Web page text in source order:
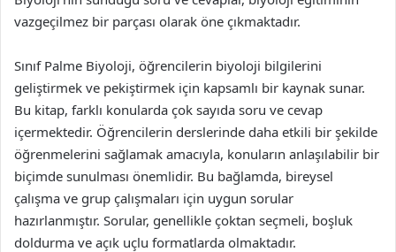
vazgeçilmez bir parçası olarak öne çıkmaktadır.
Sınıf Palme Biyoloji, öğrencilerin biyoloji bilgilerini
geliştirmek ve pekiştirmek için kapsamlı bir kaynak sunar.
Bu kitap, farklı konularda çok sayıda soru ve cevap
içermektedir. Öğrencilerin derslerinde daha etkili bir şekilde
öğrenmelerini sağlamak amacıyla, konuların anlaşılabilir bir
biçimde sunulması önemlidir. Bu bağlamda, bireysel
çalışma ve grup çalışmaları için uygun sorular
hazırlanmıştır. Sorular, genellikle çoktan seçmeli, boşluk
doldurma ve açık uçlu formatlarda olmaktadır.